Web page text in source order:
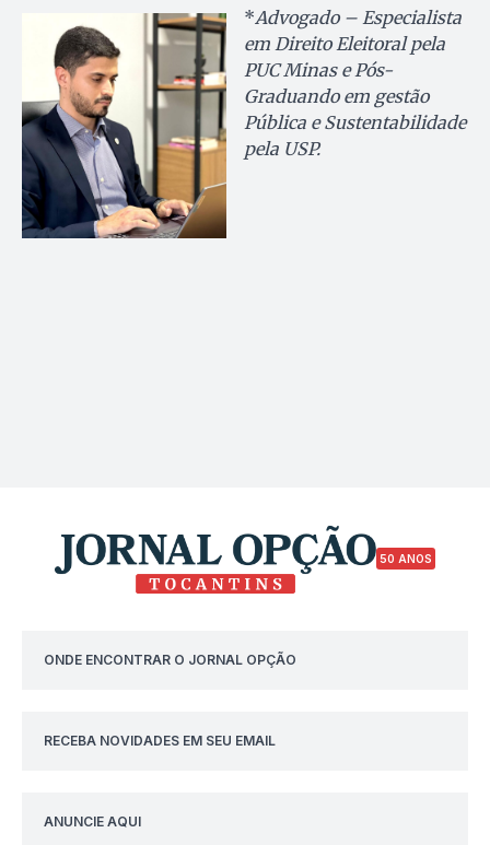
*Advogado – Especialista
em Direito Eleitoral pela
PUC Minas e Pós-
Graduando em gestão
Pública e Sustentabilidade
pela USP.
50 ANOS
ONDE ENCONTRAR O JORNAL OPÇÃO
RECEBA NOVIDADES EM SEU EMAIL
ANUNCIE AQUI